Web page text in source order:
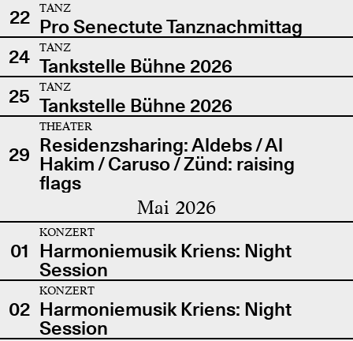
22
TANZ
Pro Senectute Tanznachmittag
24
TANZ
Tankstelle Bühne 2026
25
TANZ
Tankstelle Bühne 2026
29
THEATER
Residenzsharing: Aldebs / Al
Hakim / Caruso / Zünd: raising
flags
Mai 2026
01
KONZERT
Harmoniemusik Kriens: Night
Session
02
KONZERT
Harmoniemusik Kriens: Night
Session